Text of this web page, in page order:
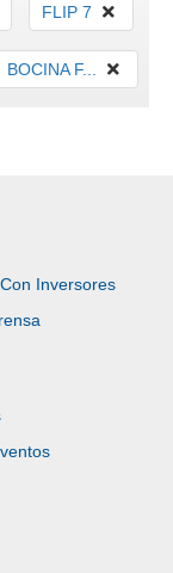
FLIP 7
BOCINA F...
Inversores